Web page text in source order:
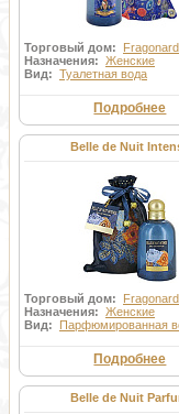
Торговый дом: Fragonard
Назначения: Женские
Вид: Туалетная вода
Подробнее
Belle de Nuit
Торговый дом: Fragonard
Назначения: Женские
Вид: Парфюмированная
Подробнее
Belle de Nuit